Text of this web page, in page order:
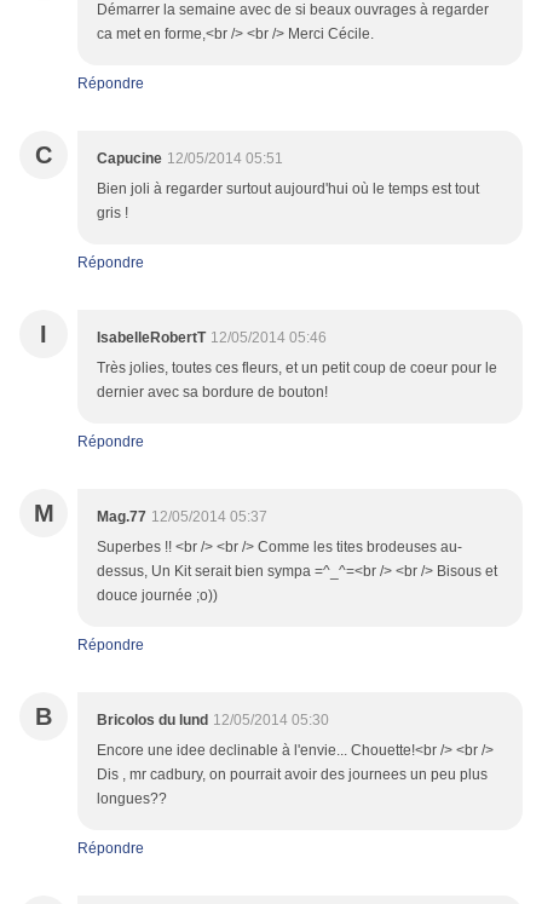
Démarrer la semaine avec de si beaux ouvrages à regarder
ca met en forme,<br /> <br /> Merci Cécile.
Répondre
C Capucine 12/05/2014 05:51
Bien joli à regarder surtout aujourd'hui où le temps est tout
gris !
Répondre
I IsabelleRobertT 12/05/2014 05:46
Très jolies, toutes ces fleurs, et un petit coup de coeur pour le
dernier avec sa bordure de bouton!
Répondre
M Mag.77 12/05/2014 05:37
Superbes !! <br /> <br /> Comme les tites brodeuses au-
dessus, Un Kit serait bien sympa =^_^=<br /> <br /> Bisous et
douce journée ;o))
Répondre
B Bricolos du lund 12/05/2014 05:30
Encore une idee declinable à l'envie... Chouette!<br /> <br />
Dis , mr cadbury, on pourrait avoir des journees un peu plus
longues??
Répondre